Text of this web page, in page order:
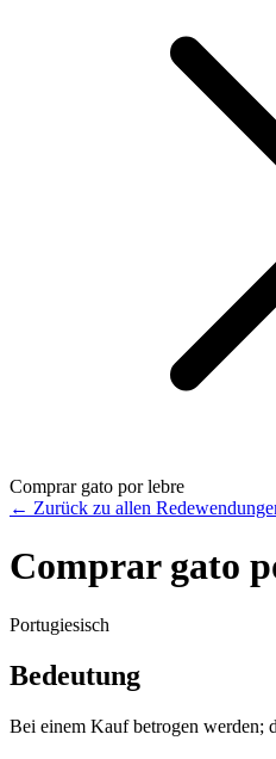
Comprar gato por lebre
← Zurück zu allen
Comprar gato
Portugiesisch
Bedeutung
Bei einem Kauf betrogen werden;